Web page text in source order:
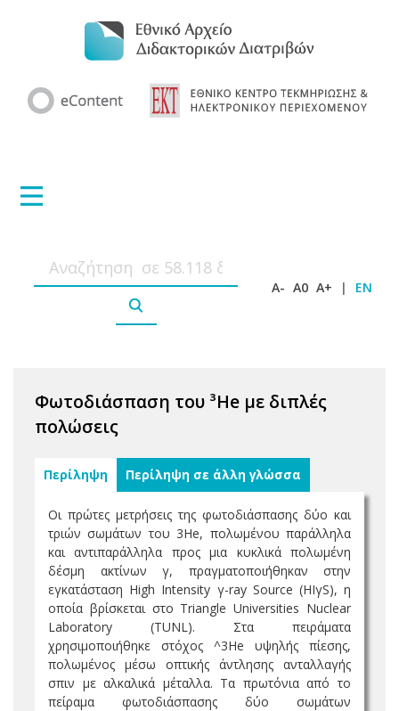
A- A0 A+ | EN
Φωτοδιάσπαση του ³He με διπλές
πολώσεις
Περίληψη Περίληψη σε άλλη γλώσσα
Οι πρώτες μετρήσεις της φωτοδιάσπασης δύο και
τριών σωμάτων του 3He, πολωμένου παράλληλα
και αντιπαράλληλα προς μια κυκλικά πολωμένη
δέσμη ακτίνων γ, πραγματοποιήθηκαν στην
εγκατάσταση High Intensity γ-ray Source (HIγS), η
οποία βρίσκεται στο Triangle Universities Nuclear
Laboratory (TUNL). Στα πειράματα
χρησιμοποιήθηκε στόχος ^3He υψηλής πίεσης,
πολωμένος μέσω οπτικής άντλησης ανταλλαγής
σπιν με αλκαλικά μέταλλα. Τα πρωτόνια από το
πείραμα φωτοδιάσπασης δύο σωμάτων